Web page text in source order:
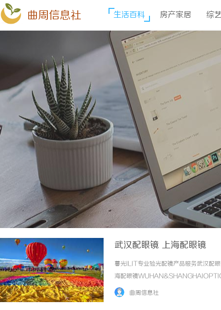
曲周信息社 生活百科 房产家居 综
武汉配眼镜 上海配眼镜
暮光ILIT专业验光配镜产品服务武汉配
海配眼镜
品牌，现于武汉与上海设有4家门店。
曲周信息社